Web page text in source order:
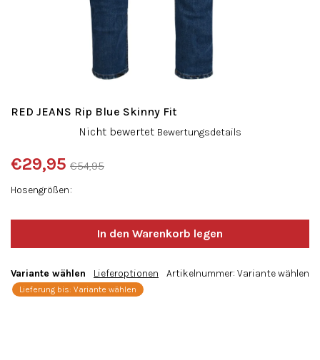
Hosengrößen
€54,95
€29,95
Variante wählen
Lieferung bis: Variante wählen
Lieferoptionen Artikelnummer: Variante wählen
RED JEANS Rip Blue Skinny Fit
Produktbewertung
ist
0,0
Nicht bewertet Bewertungsdetails